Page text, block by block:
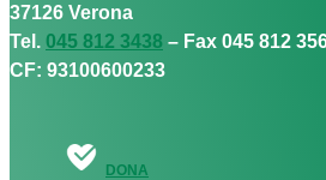
37126 Verona
Tel. 045 812 3438 – Fax 045 812
CF: 93100600233
DONA